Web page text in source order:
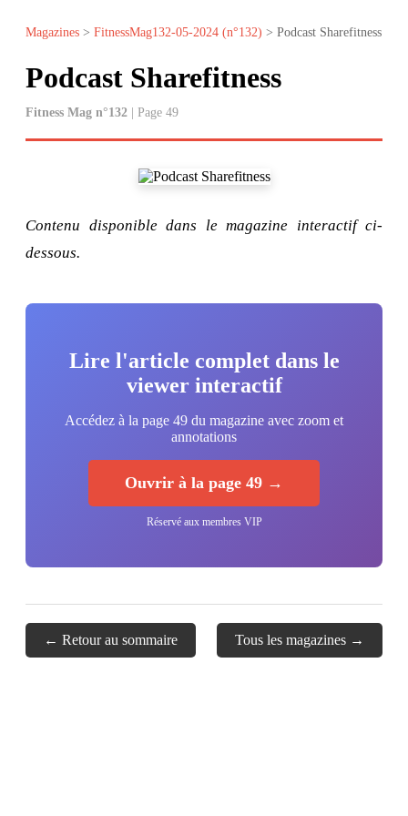
Magazines > FitnessMag132-05-2024 (n°132) > Podcast Sharefitness
Podcast Sharefitness
Fitness Mag n°132 | Page 49
Contenu disponible dans le magazine interactif ci-
dessous.
Lire l'article complet dans le
viewer interactif
Accédez à la page 49 du magazine avec zoom et
annotations
Ouvrir à la page 49 →
Réservé aux membres VIP
← Retour au sommaire Tous les magazines →